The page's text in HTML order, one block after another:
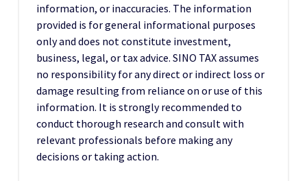
information, or inaccuracies. The information
provided is for general informational purposes
only and does not constitute investment,
business, legal, or tax advice. SINO TAX assumes
no responsibility for any direct or indirect loss or
damage resulting from reliance on or use of this
information. It is strongly recommended to
conduct thorough research and consult with
relevant professionals before making any
decisions or taking action.